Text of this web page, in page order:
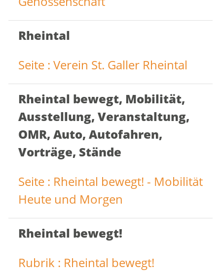
Rheintal
Seite : Verein St. Galler Rheintal
Rheintal bewegt, Mobilität,
Ausstellung, Veranstaltung,
OMR, Auto, Autofahren,
Vorträge, Stände
Seite : Rheintal bewegt! - Mobilität
Heute und Morgen
Rheintal bewegt!
Rubrik : Rheintal bewegt!